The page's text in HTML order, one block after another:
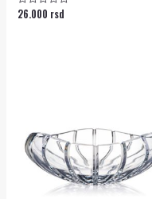
Ocenjeno
26.000 rsd